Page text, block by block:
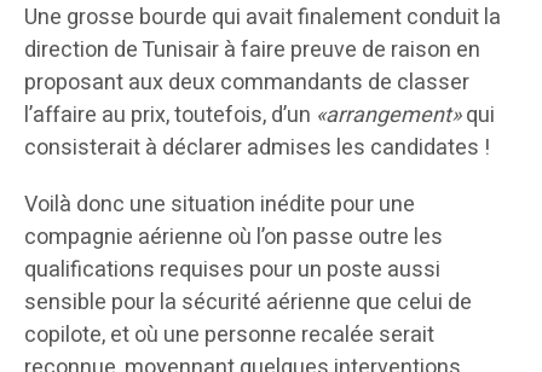
Une grosse bourde qui avait finalement conduit la
direction de Tunisair à faire preuve de raison en
proposant aux deux commandants de classer
l’affaire au prix, toutefois, d’un «arrangement»qui
consisterait à déclarer admises les candidates !
Voilà donc une situation inédite pour une
compagnie aérienne où l’on passe outre les
qualifications requises pour un poste aussi
sensible pour la sécurité aérienne que celui de
copilote, et où une personne recalée serait